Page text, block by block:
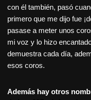
con él también, pasó
primero que me dijo fue
pasase a meter unos
mi voz y lo hizo
demuestra cada día,
esos coros.
Además hay otros